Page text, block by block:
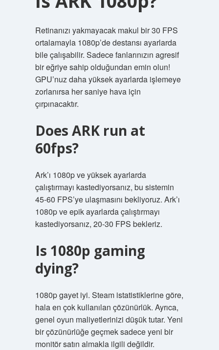
Retinanızı yakmayacak makul bir 30 FPS
ortalamayla 1080p’de destansı ayarlarda
bile çalışabilir. Sadece fanlarınızın agresif
bir eğriye sahip olduğundan emin olun!
GPU’nuz daha yüksek ayarlarda işlemeye
zorlanırsa her saniye hava için
çırpınacaktır.
Does ARK run at
60fps?
Ark’ı 1080p ve yüksek ayarlarda
çalıştırmayı kastediyorsanız, bu sistemin
45-60 FPS’ye ulaşmasını bekliyoruz. Ark’ı
1080p ve epik ayarlarda çalıştırmayı
kastediyorsanız, 20-30 FPS bekleriz.
Is 1080p gaming
dying?
1080p gayet iyi. Steam istatistiklerine göre,
hala en çok kullanılan çözünürlük. Ayrıca,
genel oyun maliyetlerinizi düşük tutar. Yeni
bir çözünürlüğe geçmek sadece yeni bir
monitör satın almakla ilgili değildir.